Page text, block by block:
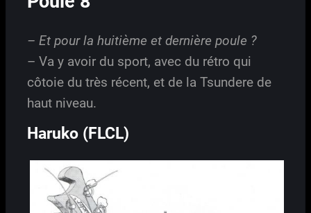
– Et pour la huitième et dernière poule ?
– Va y avoir du sport, avec du rétro qui
côtoie du très récent, et de la Tsundere de
haut niveau.
Haruko (FLCL)